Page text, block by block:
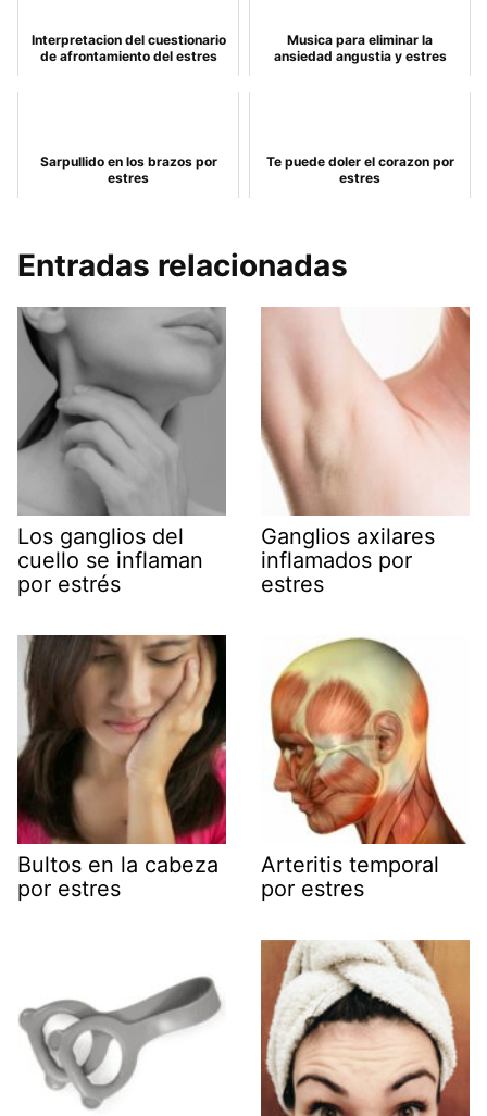
Interpretacion del cuestionario
de afrontamiento del estres
Musica para eliminar la
ansiedad angustia y estres
Sarpullido en los brazos por
estres
Te puede doler el corazon por
estres
Entradas relacionadas
Los ganglios del
cuello se inflaman
por estrés
Ganglios axilares
inflamados por
estres
Bultos en la cabeza
por estres
Arteritis temporal
por estres